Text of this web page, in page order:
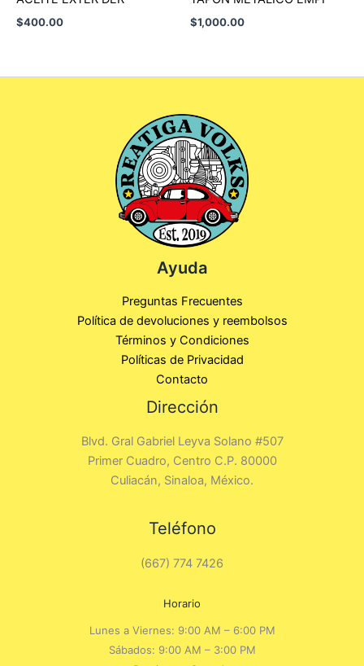
$400.00 $1,000.00
Ayuda
Preguntas Frecuentes
Política de devoluciones y reembolsos
Términos y Condiciones
Políticas de Privacidad
Contacto
Dirección
Blvd. Gral Gabriel Leyva Solano #507
Primer Cuadro, Centro C.P. 80000
Culiacán, Sinaloa, México.
Teléfono
(667) 774 7426
Horario
Lunes a Viernes: 9:00 AM – 6:00 PM
Sábados: 9:00 AM – 3:00 PM